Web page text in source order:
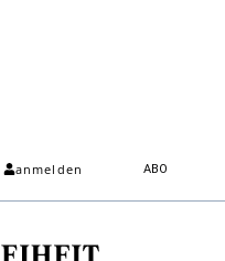
anmelden ABO